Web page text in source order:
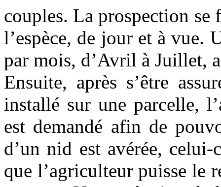
couples. La prospection se
l’espèce, de jour et à vue.
par mois, d’Avril à Juillet,
Ensuite, après s’être
installé sur une parcelle,
est demandé afin de
d’un nid est avérée,
que l’agriculteur puisse le